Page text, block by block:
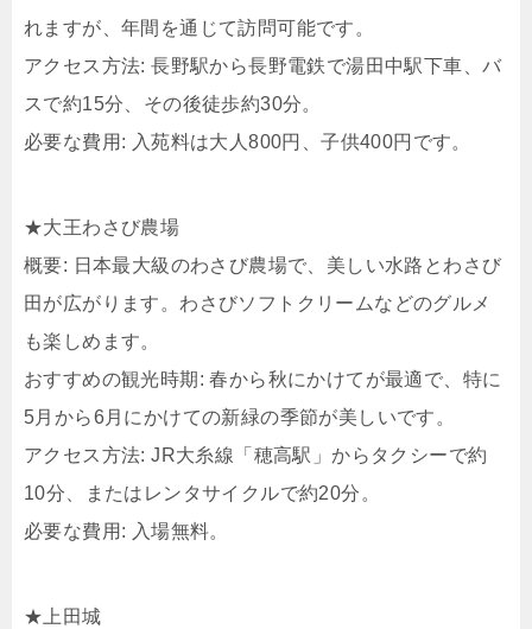
れますが、年間を通じて訪問可能です。
アクセス方法: 長野駅から長野電鉄で湯田中駅下車、バ
スで約15分、その後徒歩約30分。
必要な費用: 入苑料は大人800円、子供400円です。
★大王わさび農場
概要: 日本最大級のわさび農場で、美しい水路とわさび
田が広がります。わさびソフトクリームなどのグルメ
も楽しめます。
おすすめの観光時期: 春から秋にかけてが最適で、特に
5月から6月にかけての新緑の季節が美しいです。
アクセス方法: JR大糸線「穂高駅」からタクシーで約
10分、またはレンタサイクルで約20分。
必要な費用: 入場無料。
★上田城